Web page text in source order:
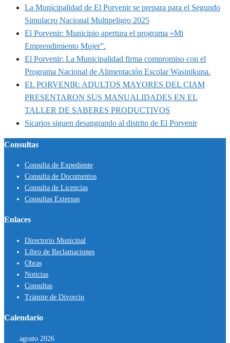
La Municipalidad de El Porvenir se prepara para el Segundo
Simulacro Nacional Multipeligro 2025
El Porvenir: Municipio apertura el programa «Mi
Emprendimiento Mujer”.
El Porvenir: La Municipalidad firma compromiso con el
Programa Nacional de Alimentación Escolar Wasinikuna.
EL PORVENIR: ADULTOS MAYORES DEL CIAM
PRESENTARON SUS MANUALIDADES EN EL
TALLER DE SABERES PRODUCTIVOS
Sicarios siguen desangrando al distrito de El Porvenir
Consultas
Consulta de Expediente
Consulta de Documentos
Consulta de Licencias
Consultas Externas
Enlaces
Directorio Municipal
Libro de Reclamaciones
Obras
Noticias
Consultas
Trámite de Divorcio
Calendario
agosto 2026